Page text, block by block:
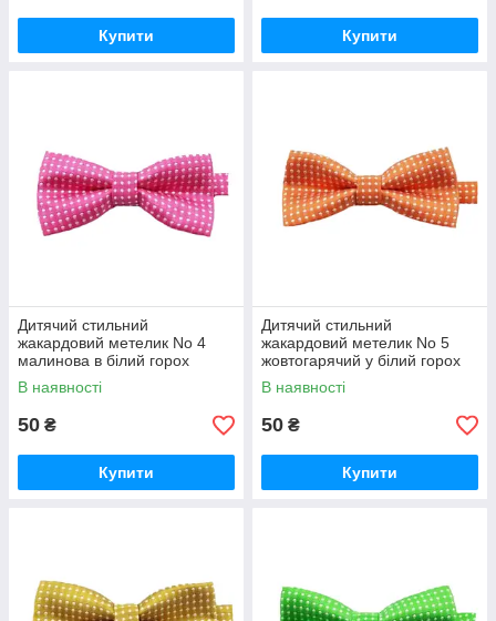
Купити Купити
Дитячий стильний
жакардовий метелик No 4
малинова в білий горох
В наявності
50 ₴
Купити
Дитячий стильний
жакардовий метелик No 5
жовтогарячий у білий горох
В наявності
50 ₴
Купити